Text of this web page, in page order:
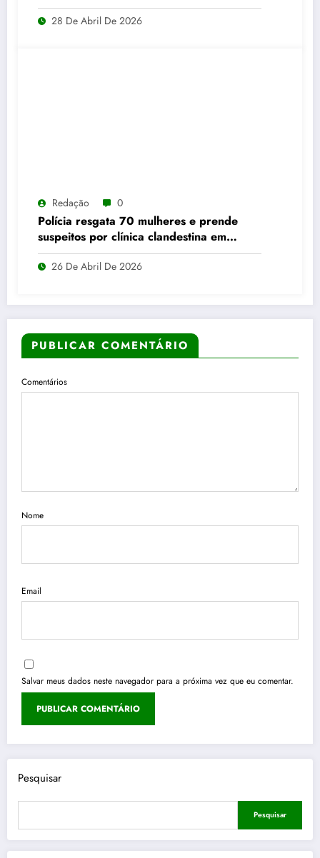
em Alto Horizonte
28 De Abril De 2026
Redação 0
Polícia resgata 70 mulheres e prende
suspeitos por clínica clandestina em
Abadia de Goiás
26 De Abril De 2026
PUBLICAR COMENTÁRIO
Comentários
Nome
Email
Salvar meus dados neste navegador para a próxima vez que eu comentar.
Pesquisar
Pesquisar